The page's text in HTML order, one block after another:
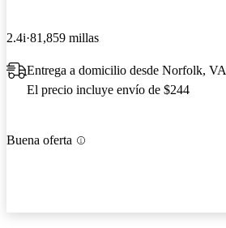
2.4i 81,859 millas
Entrega a domicilio desde Norfolk, VA
El precio incluye envío de $244
Buena oferta